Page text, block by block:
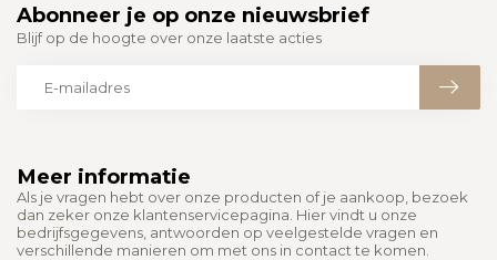
Meer informatie
Als je vragen hebt over onze producten of je aankoop, bezoek
dan zeker onze klantenservicepagina. Hier vindt u onze
bedrijfsgegevens, antwoorden op veelgestelde vragen en
verschillende manieren om met ons in contact te komen.
Abonneer je op onze nieuwsbrief
Blijf op de hoogte over onze laatste acties